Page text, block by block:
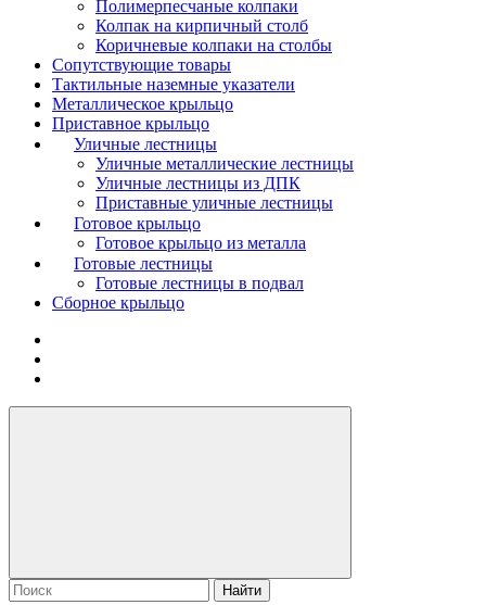
Полимерпесчаные колпаки
Колпак на кирпичный столб
Коричневые колпаки на столбы
Сопутствующие товары
Тактильные наземные указатели
Металлическое крыльцо
Приставное крыльцо
Уличные лестницы
Уличные металлические лестницы
Уличные лестницы из ДПК
Приставные уличные лестницы
Готовое крыльцо
Готовое крыльцо из металла
Готовые лестницы
Готовые лестницы в подвал
Сборное крыльцо
Найти